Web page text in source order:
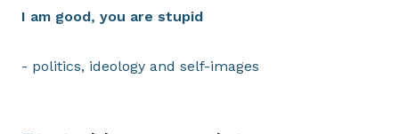
I am good, you are stupid
- politics, ideology and self-images